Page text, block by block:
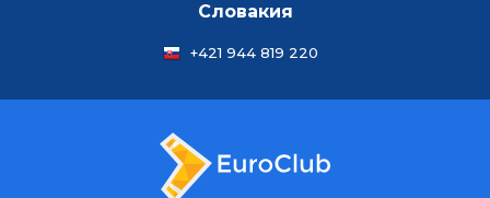
Словакия
+421 944 819 220